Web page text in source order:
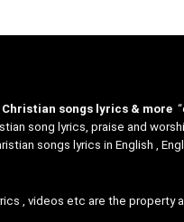
Christian songs lyrics & more
song lyrics, praise and
songs lyrics in English ,
, videos etc are the property